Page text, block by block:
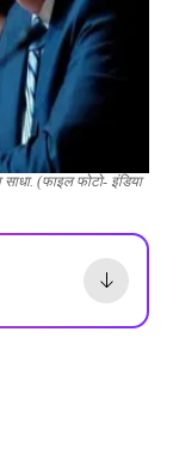
(फाइल फोटो- इंडिया